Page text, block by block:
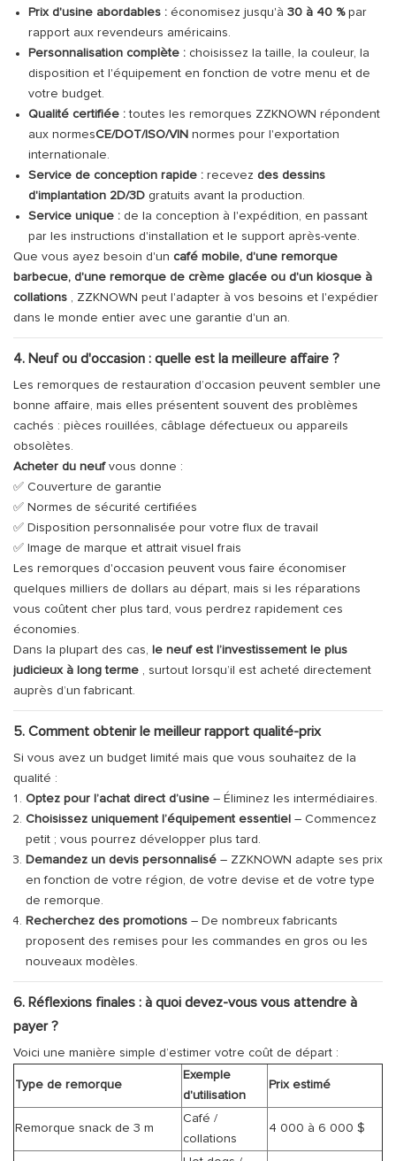
Prix ​​d'usine abordables :économisez jusqu'à 30 à 40 %par
rapport aux revendeurs américains.
Personnalisation complète :choisissez la taille, la couleur, la
disposition et l'équipement en fonction de votre menu et de
votre budget.
Qualité certifiée :toutes les remorques ZZKNOWN répondent
aux normesCE/DOT/ISO/VIN normes pour l'exportation
internationale.
Service de conception rapide :recevez des dessins
d'implantation 2D/3Dgratuits avant la production.
Service unique :de la conception à l'expédition, en passant
par les instructions d'installation et le support après-vente.
Que vous ayez besoin d'un café mobile, d'une remorque
barbecue, d'une remorque de crème glacée ou d'un kiosque à
collations , ZZKNOWN peut l'adapter à vos besoins et l'expédier
dans le monde entier avec une garantie d'un an.
4. Neuf ou d'occasion : quelle est la meilleure affaire ?
Les remorques de restauration d’occasion peuvent sembler une
bonne affaire, mais elles présentent souvent des problèmes
cachés : pièces rouillées, câblage défectueux ou appareils
obsolètes.
Acheter du neufvous donne :
✅ Couverture de garantie
✅ Normes de sécurité certifiées
✅ Disposition personnalisée pour votre flux de travail
✅ Image de marque et attrait visuel frais
Les remorques d'occasion peuvent vous faire économiser
quelques milliers de dollars au départ, mais si les réparations
vous coûtent cher plus tard, vous perdrez rapidement ces
économies.
Dans la plupart des cas,
le neuf est l’investissement le plus
judicieux à long terme , surtout lorsqu’il est acheté directement
auprès d’un fabricant.
5. Comment obtenir le meilleur rapport qualité-prix
Si vous avez un budget limité mais que vous souhaitez de la
qualité :
Optez pour l’achat direct d’usine – Éliminez les intermédiaires.
Choisissez uniquement l’équipement essentiel – Commencez
petit ; vous pourrez développer plus tard.
Demandez un devis personnalisé – ZZKNOWN adapte ses prix
en fonction de votre région, de votre devise et de votre type
de remorque.
Recherchez des promotions – De nombreux fabricants
proposent des remises pour les commandes en gros ou les
nouveaux modèles.
6. Réflexions finales : à quoi devez-vous vous attendre à
payer ?
Voici une manière simple d’estimer votre coût de départ :
Type de remorque
Exemple
d'utilisation
Prix ​​estimé
Remorque snack de 3 m
Café /
collations
4 000 à 6 000 $